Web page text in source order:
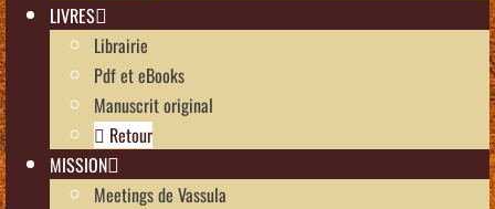
LIVRES
Librairie
Pdf et eBooks
Manuscrit original
Retour
MISSION
Meetings de Vassula